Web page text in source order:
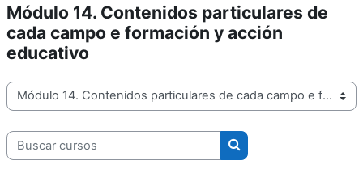
Módulo 14. Contenidos particulares de
cada campo e formación y acción
educativo
Categorías
Buscar cursos
Buscar cursos